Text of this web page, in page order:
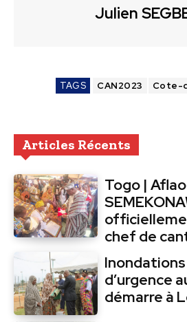
Julien
TAGS CAN2023 Cote-
Articles Récents
Togo |
chef de
Inondations
d’urgence
démarre à